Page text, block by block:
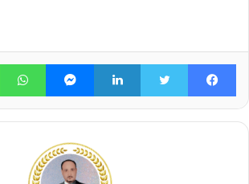
فيسبوك لينكدإن ماسنجر